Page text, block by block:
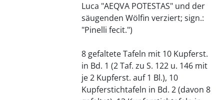
Luca "AEQVA POTESTAS" und der
säugenden Wölfin verziert; sign.:
"Pinelli fecit.")
8 gefaltete Tafeln mit 10 Kupferst.
in Bd. 1 (2 Taf. zu S. 122 u. 146 mit
je 2 Kupferst. auf 1 Bl.), 10
Kupferstichtafeln in Bd. 2 (davon 8